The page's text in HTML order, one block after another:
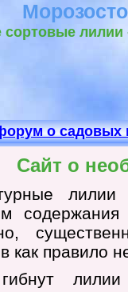
сортовые
о садовых
Сайт о
как правило